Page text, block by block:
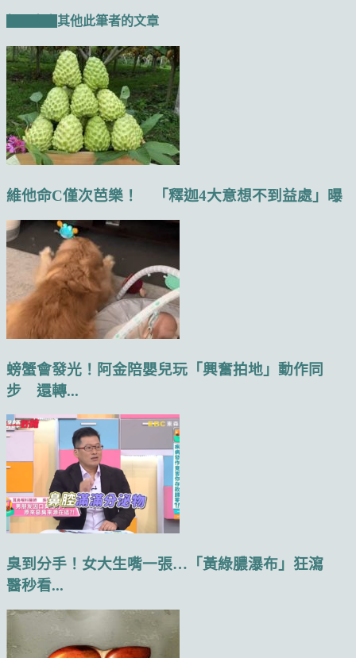
其他此筆者的文章
維他命C僅次芭樂！ 「釋迦4大意想不到益處」曝
螃蟹會發光！阿金陪嬰兒玩「興奮拍地」動作同
步 還轉...
臭到分手！女大生嘴一張…「黃綠膿瀑布」狂瀉
醫秒看...